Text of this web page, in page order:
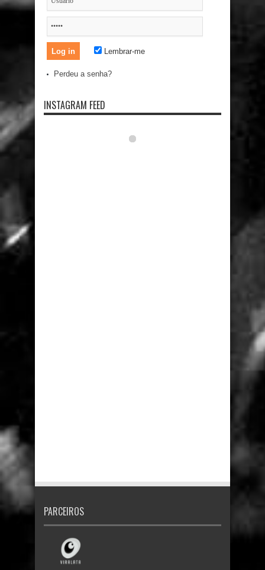
Lembrar-me
Perdeu a senha?
INSTAGRAM FEED
PARCEIROS